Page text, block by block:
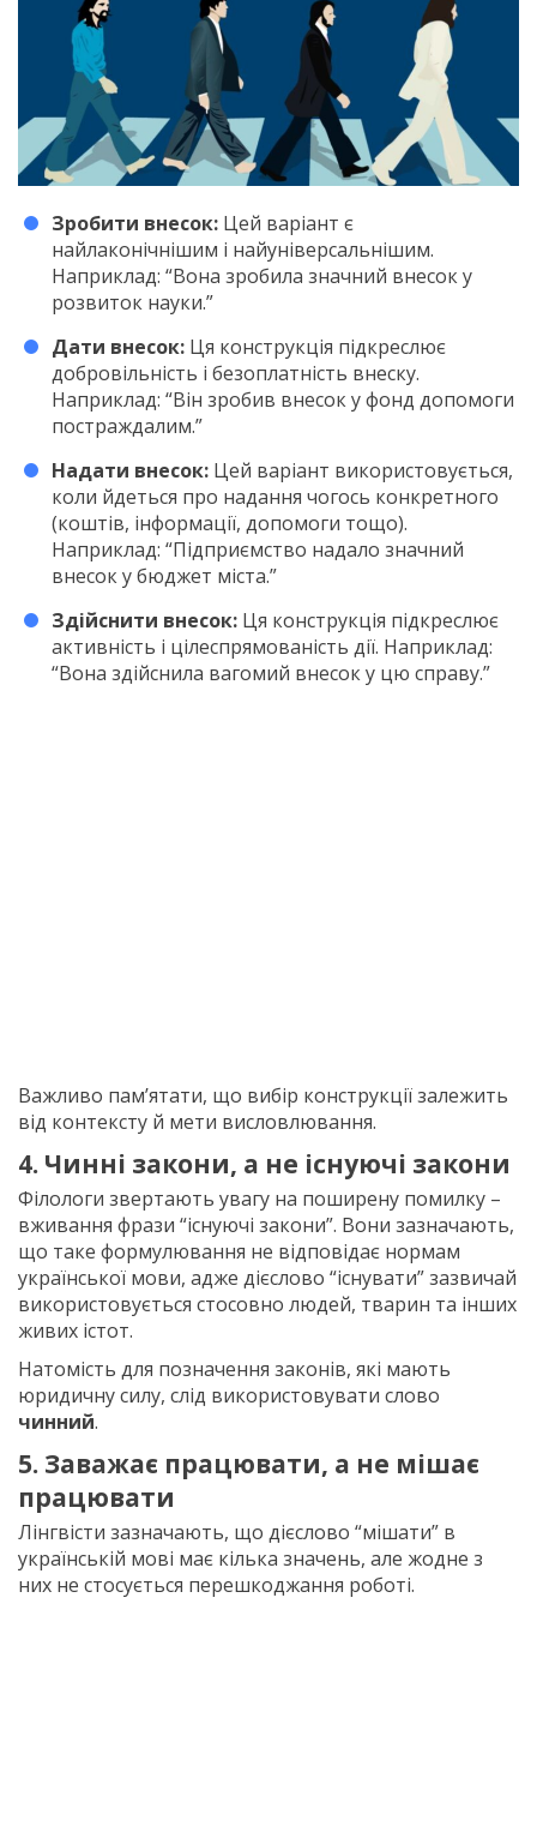
Зробити внесок: Цей варіант є
найлаконічнішим і найуніверсальнішим.
Наприклад: “Вона зробила значний внесок у
розвиток науки.”
Дати внесок: Ця конструкція підкреслює
добровільність і безоплатність внеску.
Наприклад: “Він зробив внесок у фонд допомоги
постраждалим.”
Надати внесок: Цей варіант використовується,
коли йдеться про надання чогось конкретного
(коштів, інформації, допомоги тощо).
Наприклад: “Підприємство надало значний
внесок у бюджет міста.”
Здійснити внесок: Ця конструкція підкреслює
активність і цілеспрямованість дії. Наприклад:
“Вона здійснила вагомий внесок у цю справу.”
Важливо пам’ятати, що вибір конструкції залежить
від контексту й мети висловлювання.
4. Чинні закони, а не існуючі закони
Філологи звертають увагу на поширену помилку –
вживання фрази “існуючі закони”. Вони зазначають,
що таке формулювання не відповідає нормам
української мови, адже дієслово “існувати” зазвичай
використовується стосовно людей, тварин та інших
живих істот.
Натомість для позначення законів, які мають
юридичну силу, слід використовувати слово
чинний.
5. Заважає працювати, а не мішає
працювати
Лінгвісти зазначають, що дієслово “мішати” в
українській мові має кілька значень, але жодне з
них не стосується перешкоджання роботі.